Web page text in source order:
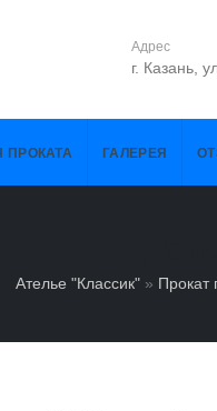
Адрес
г. Казань,
ПРОКАТА ГАЛЕРЕЯ
Ателье "Классик" » Прокат